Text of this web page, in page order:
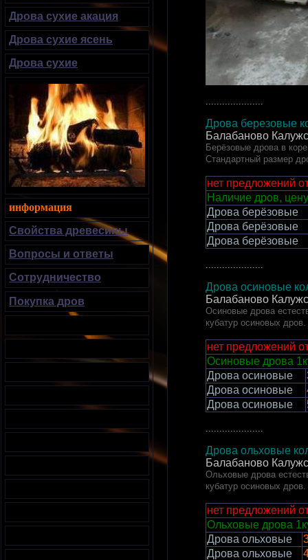
Дрова березовые
Балабаново
Берёзовые дрова в
Стандартный размер
нет предложений
Наличие дров,
Дрова берёзовые
Дрова берёзовые
Дрова берёзовые
Дрова осиновые
Балабаново
Осиновые дрова
кубатур осиновых
нет предложений
Осиновые дрова
Дрова осиновые
Дрова осиновые
Дрова осиновые
Дрова ольховые
Балабаново
Ольховые дрова
кубатур осиновых
нет предложений
Ольховые дрова
Дрова ольховые
Дрова ольховые
Дрова сухие акация
Дрова сухие ясень
Дрова сухие
информация
Свойства древесины
Вопросы и ответы
Сотрудничество
Покупка дров